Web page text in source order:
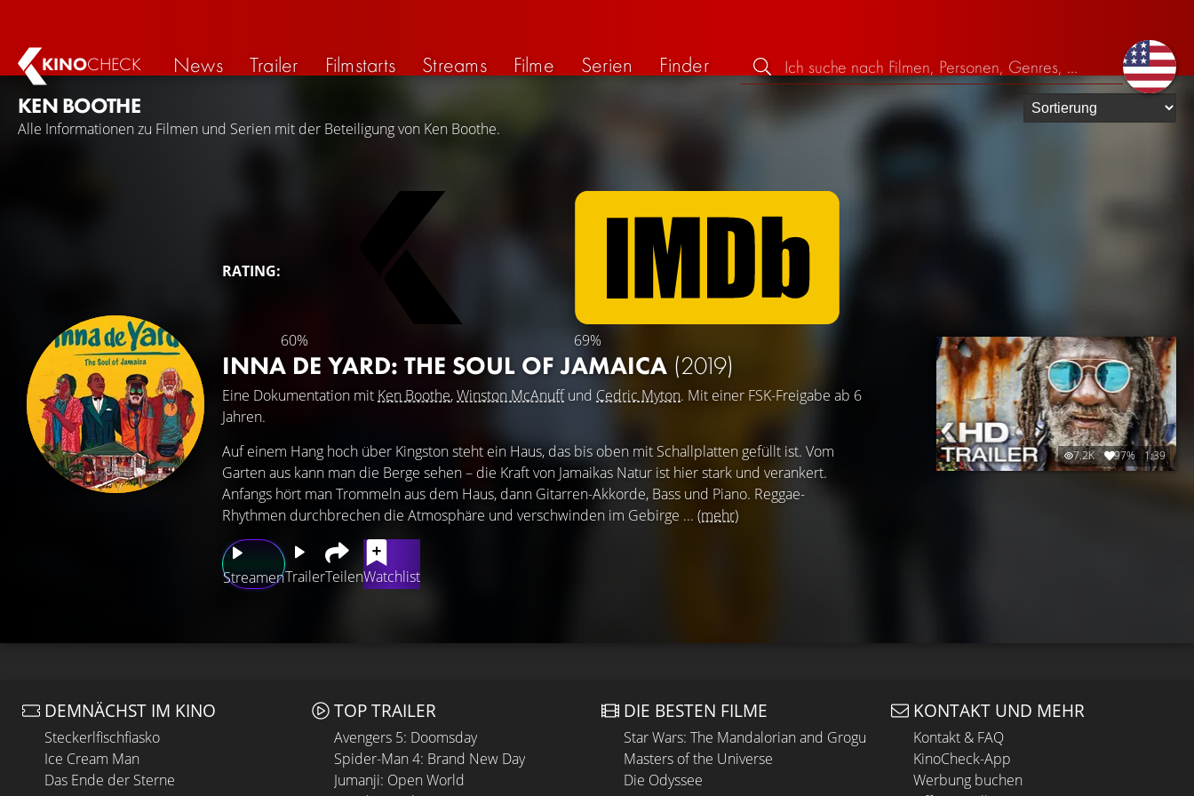
KINOCHECK News Trailer Filmstarts Streams Filme Serien
Finder
KEN BOOTHE
Alle Informationen zu Filmen und Serien mit der Beteiligung von Ken Boothe.
RATING:
60% 69%
INNA DE YARD: THE SOUL OF JAMAICA (2019)
Eine Dokumentation mit Ken Boothe,Winston McAnuffund Cedric Myton. Mit einer FSK-Freigabe ab 6
Jahren.
StreamenTrailerTeilenWatchlist
Auf einem Hang hoch über Kingston steht ein Haus, das bis oben mit Schallplatten gefüllt ist. Vom
Garten aus kann man die Berge sehen – die Kraft von Jamaikas Natur ist hier stark und verankert.
Anfangs hört man Trommeln aus dem Haus, dann Gitarren-Akkorde, Bass und Piano. Reggae-
Rhythmen durchbrechen die Atmosphäre und verschwinden im Gebirge ... (mehr)
7.2K 97% 1:39
DEMNÄCHST IM KINO
Steckerlfischfiasko
Ice Cream Man
Das Ende der Sterne
TOP TRAILER
Avengers 5: Doomsday
Spider-Man 4: Brand New Day
Jumanji: Open World
DIE BESTEN FILME
Star Wars: The Mandalorian and Grogu
Masters of the Universe
Die Odyssee
KONTAKT UND MEHR
Kontakt & FAQ
KinoCheck-App
Werbung buchen